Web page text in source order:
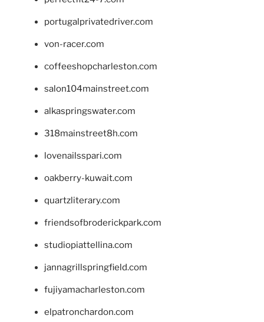
portugalprivatedriver.com
von-racer.com
coffeeshopcharleston.com
salon104mainstreet.com
alkaspringswater.com
318mainstreet8h.com
lovenailsspari.com
oakberry-kuwait.com
quartzliterary.com
friendsofbroderickpark.com
studiopiattellina.com
jannagrillspringfield.com
fujiyamacharleston.com
elpatronchardon.com